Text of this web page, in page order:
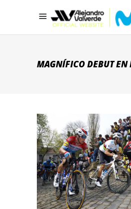
MAGNÍFICO DEBUT EN